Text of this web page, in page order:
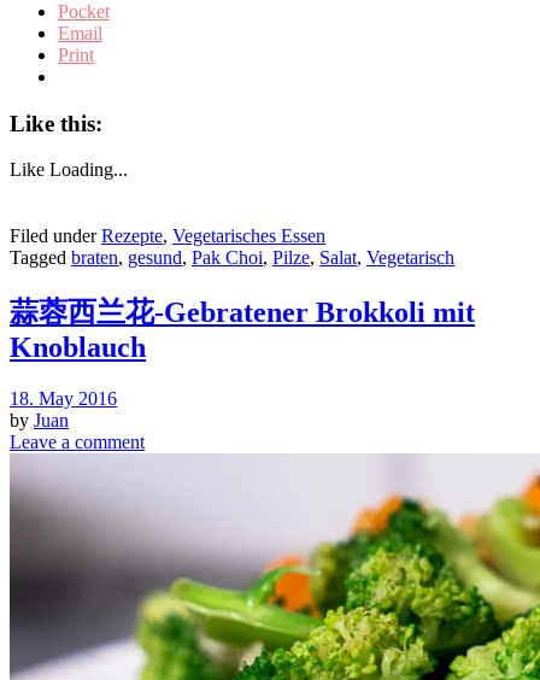
Pocket
Email
Print
Like this:
Like Loading...
Filed underRezepte, Vegetarisches Essen
Tagged braten, gesund, Pak Choi, Pilze, Salat, Vegetarisch
蒜蓉西兰花-Gebratener Brokkoli mit
Knoblauch
18. May 2016
by Juan
Leave a comment